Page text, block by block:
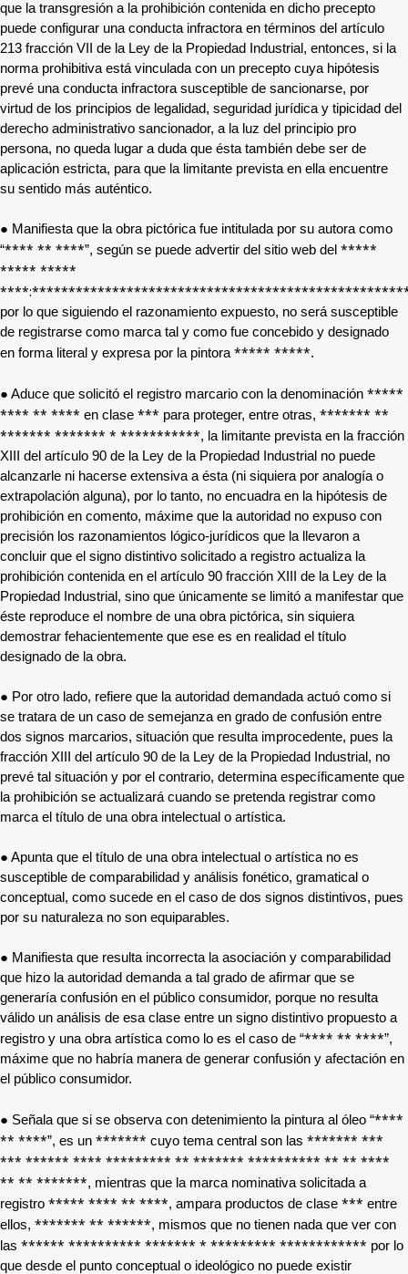
que la transgresión a la prohibición contenida en dicho precepto
puede configurar una conducta infractora en términos del artículo
213 fracción VII de la Ley de la Propiedad Industrial, entonces, si la
norma prohibitiva está vinculada con un precepto cuya hipótesis
prevé una conducta infractora susceptible de sancionarse, por
virtud de los principios de legalidad, seguridad jurídica y tipicidad del
derecho administrativo sancionador, a la luz del principio pro
persona, no queda lugar a duda que ésta también debe ser de
aplicación estricta, para que la limitante prevista en ella encuentre
su sentido más auténtico.
● Manifiesta que la obra pictórica fue intitulada por su autora como
“**** ** ****”, según se puede advertir del sitio web del *****
***** *****
por lo que siguiendo el razonamiento expuesto, no será susceptible
de registrarse como marca tal y como fue concebido y designado
en forma literal y expresa por la pintora ***** *****.
● Aduce que solicitó el registro marcario con la denominación *****
**** ** **** en clase *** para proteger, entre otras, ******* **
******* ******* * ***********, la limitante prevista en la fracción
XIII del artículo 90 de la Ley de la Propiedad Industrial no puede
alcanzarle ni hacerse extensiva a ésta (ni siquiera por analogía o
extrapolación alguna), por lo tanto, no encuadra en la hipótesis de
prohibición en comento, máxime que la autoridad no expuso con
precisión los razonamientos lógico-jurídicos que la llevaron a
concluir que el signo distintivo solicitado a registro actualiza la
prohibición contenida en el artículo 90 fracción XIII de la Ley de la
Propiedad Industrial, sino que únicamente se limitó a manifestar que
éste reproduce el nombre de una obra pictórica, sin siquiera
demostrar fehacientemente que ese es en realidad el título
designado de la obra.
● Por otro lado, refiere que la autoridad demandada actuó como si
se tratara de un caso de semejanza en grado de confusión entre
dos signos marcarios, situación que resulta improcedente, pues la
fracción XIII del artículo 90 de la Ley de la Propiedad Industrial, no
prevé tal situación y por el contrario, determina específicamente que
la prohibición se actualizará cuando se pretenda registrar como
marca el título de una obra intelectual o artística.
● Apunta que el título de una obra intelectual o artística no es
susceptible de comparabilidad y análisis fonético, gramatical o
conceptual, como sucede en el caso de dos signos distintivos, pues
por su naturaleza no son equiparables.
● Manifiesta que resulta incorrecta la asociación y comparabilidad
que hizo la autoridad demanda a tal grado de afirmar que se
generaría confusión en el público consumidor, porque no resulta
válido un análisis de esa clase entre un signo distintivo propuesto a
registro y una obra artística como lo es el caso de “**** ** ****”,
máxime que no habría manera de generar confusión y afectación en
el público consumidor.
● Señala que si se observa con detenimiento la pintura al óleo “****
** ****”, es un ******* cuyo tema central son las ******* ***
*** ****** **** ********* ** ******* ********** ** ** ****
** ** *******, mientras que la marca nominativa solicitada a
registro ***** **** ** ****, ampara productos de clase *** entre
ellos, ******* ** ******, mismos que no tienen nada que ver con
las ****** ********** ******* * ********* ************ por lo
que desde el punto conceptual o ideológico no puede existir